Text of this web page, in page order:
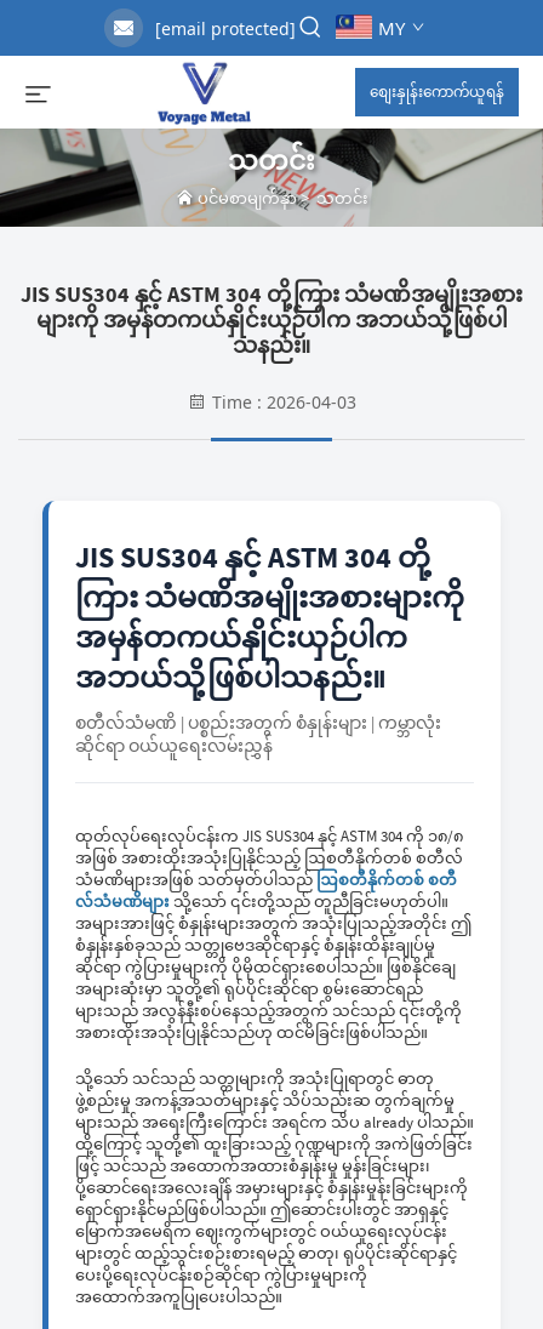
[email protected] MY
စျေးနှုန်းကောက်ယူရန်
သတင်း
ပင်မစာမျက်နှာ>သတင်း
JIS SUS304 နှင့် ASTM 304 တို့ကြား သံမဏိအမျိုးအစား
များကို အမှန်တကယ်နှိုင်းယှဉ်ပါက အဘယ်သို့ဖြစ်ပါ
သနည်း။
Time : 2026-04-03
JIS SUS304 နှင့် ASTM 304 တို့
ကြား သံမဏိအမျိုးအစားများကို
အမှန်တကယ်နှိုင်းယှဉ်ပါက
အဘယ်သို့ဖြစ်ပါသနည်း။
စတီလ်သံမဏိ | ပစ္စည်းအတွက် စံနှုန်းများ | ကမ္ဘာလုံး
ဆိုင်ရာ ဝယ်ယူရေးလမ်းညွှန်
ထုတ်လုပ်ရေးလုပ်ငန်းက JIS SUS304 နှင့် ASTM 304 ကို ၁၈/၈
အဖြစ် အစားထိုးအသုံးပြုနိုင်သည့် ဩစတီနိုက်တစ် စတီလ်
သံမဏိများအဖြစ် သတ်မှတ်ပါသည် ဩစတီနိုက်တစ် စတီ
လ်သံမဏိများ သို့သော် ၎င်းတို့သည် တူညီခြင်းမဟုတ်ပါ။
အများအားဖြင့် စံနှုန်းများအတွက် အသုံးပြုသည့်အတိုင်း ဤ
စံနှုန်းနှစ်ခုသည် သတ္တုဗေဒဆိုင်ရာနှင့် စံနှုန်းထိန်းချုပ်မှု
ဆိုင်ရာ ကွဲပြားမှုများကို ပိုမိုထင်ရှားစေပါသည်။ ဖြစ်နိုင်ချေ
အများဆုံးမှာ သူတို့၏ ရုပ်ပိုင်းဆိုင်ရာ စွမ်းဆောင်ရည်
များသည် အလွန်နီးစပ်နေသည့်အတွက် သင်သည် ၎င်းတို့ကို
အစားထိုးအသုံးပြုနိုင်သည်ဟု ထင်မိခြင်းဖြစ်ပါသည်။
သို့သော် သင်သည် သတ္တုများကို အသုံးပြုရာတွင် ဓာတု
ဖွဲ့စည်းမှု အကန့်အသတ်များနှင့် သိပ်သည်းဆ တွက်ချက်မှု
များသည် အရေးကြီးကြောင်း အရင်က သိပ already ပါသည်။
ထို့ကြောင့် သူတို့၏ ထူးခြားသည့် ဂုဏ္ဍများကို အကဲဖြတ်ခြင်း
ဖြင့် သင်သည် အထောက်အထားစံနှုန်းမှု မှုန်းခြင်းများ၊
ပို့ဆောင်ရေးအလေးချိန် အမှားများနှင့် စံနှုန်းမှုန်းခြင်းများကို
ရှောင်ရှားနိုင်မည်ဖြစ်ပါသည်။ ဤဆောင်းပါးတွင် အာရှနှင့်
မြောက်အမေရိက ဈေးကွက်များတွင် ဝယ်ယူရေးလုပ်ငန်း
များတွင် ထည့်သွင်းစဉ်းစားရမည့် ဓာတု၊ ရုပ်ပိုင်းဆိုင်ရာနှင့်
ပေးပို့ရေးလုပ်ငန်းစဉ်ဆိုင်ရာ ကွဲပြားမှုများကို
အထောက်အကူပြုပေးပါသည်။